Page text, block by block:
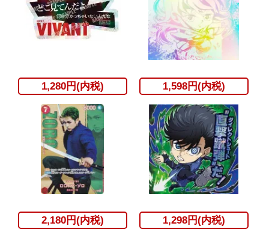
1,280円(内税) 1,598円(内税)
2,180円(内税) 1,298円(内税)